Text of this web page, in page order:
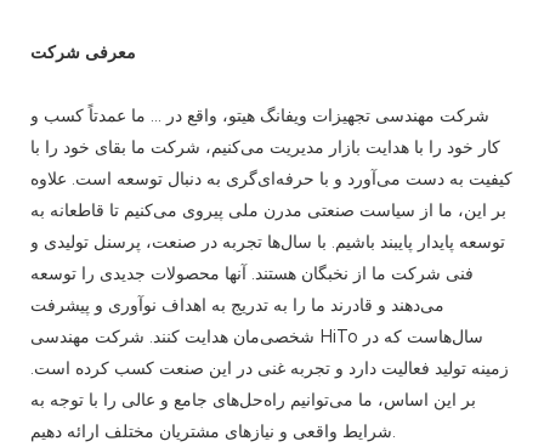
معرفی شرکت
شرکت مهندسی تجهیزات ویفانگ هیتو، واقع در ... ما عمدتاً کسب و
کار خود را با هدایت بازار مدیریت می‌کنیم، شرکت ما بقای خود را با
کیفیت به دست می‌آورد و با حرفه‌ای‌گری به دنبال توسعه است. علاوه
بر این، ما از سیاست صنعتی مدرن ملی پیروی می‌کنیم تا قاطعانه به
توسعه پایدار پایبند باشیم. با سال‌ها تجربه در صنعت، پرسنل تولیدی و
فنی شرکت ما از نخبگان هستند. آنها محصولات جدیدی را توسعه
می‌دهند و قادرند ما را به تدریج به اهداف نوآوری و پیشرفت
شخصی‌مان هدایت کنند. شرکت مهندسی HiTo سال‌هاست که در
زمینه تولید فعالیت دارد و تجربه غنی در این صنعت کسب کرده است.
بر این اساس، ما می‌توانیم راه‌حل‌های جامع و عالی را با توجه به
شرایط واقعی و نیازهای مشتریان مختلف ارائه دهیم.